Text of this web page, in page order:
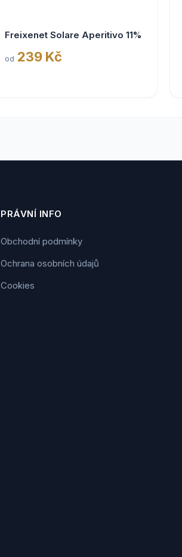
Freixenet Solare Aperitivo 11%
od 239 Kč
PRÁVNÍ INFO
Obchodní podmínky
Ochrana osobních údajů
Cookies